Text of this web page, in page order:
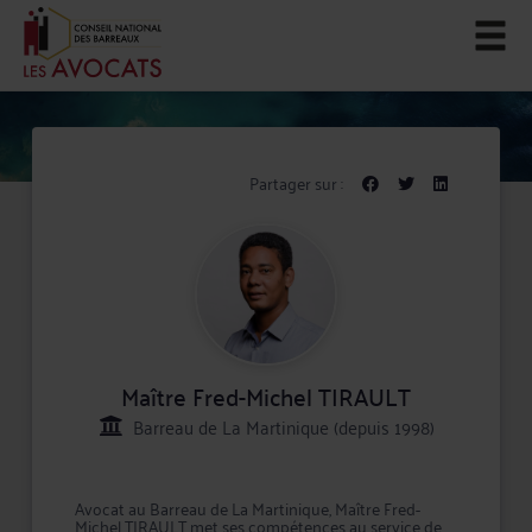
Partager sur :
Maître Fred-Michel TIRAULT
Barreau de La Martinique (depuis 1998)
Avocat au Barreau de La Martinique, Maître Fred-
Michel TIRAULT met ses compétences au service de